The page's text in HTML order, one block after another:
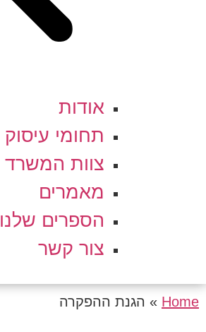
אודות
תחומי עיסוק
צוות המשרד
מאמרים
הספרים שלנו
צור קשר
Home
» הגנת ההפקרה